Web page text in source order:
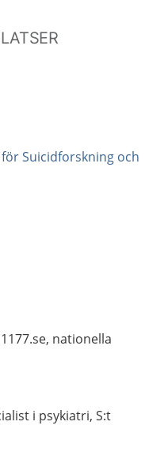
Suicidforskning och
1177.se, nationella
i psykiatri, S:t